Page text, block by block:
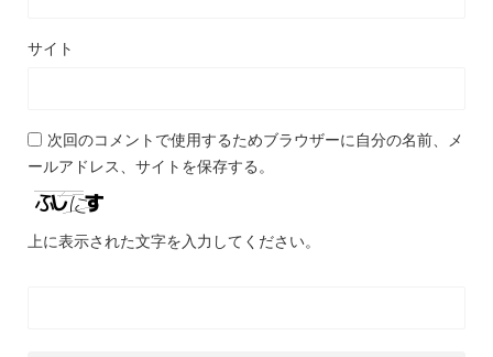
サイト
次回のコメントで使用するためブラウザーに自分の名前、メ
ールアドレス、サイトを保存する。
上に表示された文字を入力してください。